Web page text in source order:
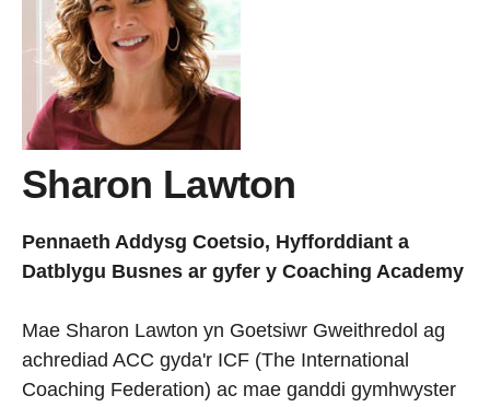
Sharon Lawton
Pennaeth Addysg Coetsio, Hyfforddiant a
Datblygu Busnes ar gyfer y Coaching Academy
Mae Sharon Lawton yn Goetsiwr Gweithredol ag
achrediad ACC gyda'r ICF (The International
Coaching Federation) ac mae ganddi gymhwyster